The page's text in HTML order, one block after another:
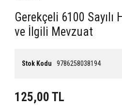
Gerekçeli 6100
ve İlgili Mevzuat
Stok Kodu 9786258038194
125,00 TL